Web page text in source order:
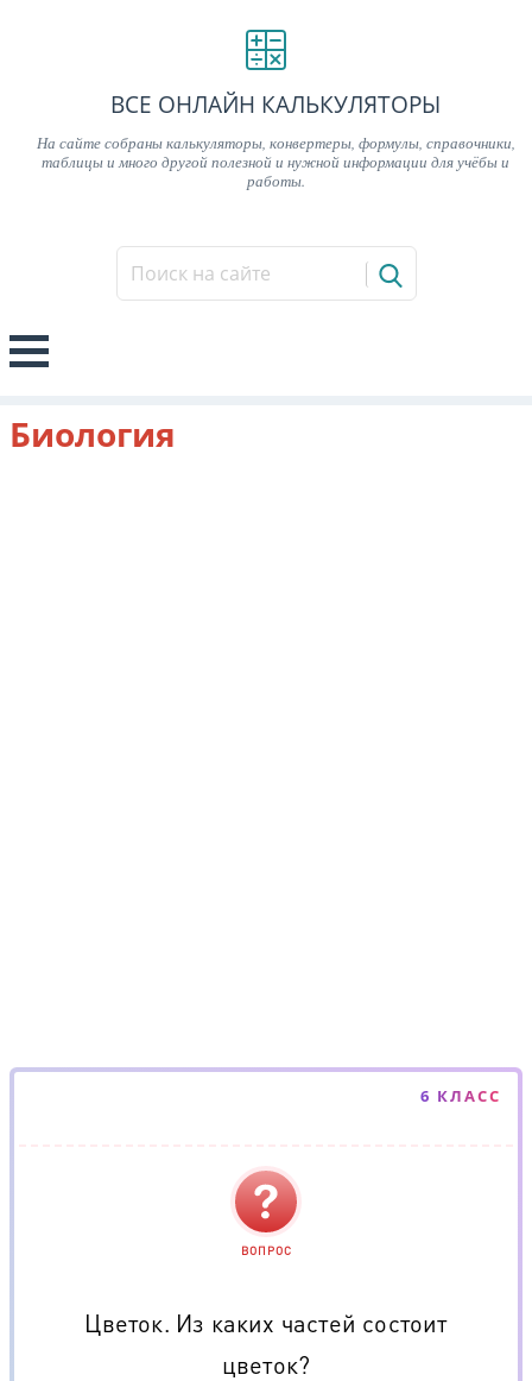
ВСЕ ОНЛАЙН КАЛЬКУЛЯТОРЫ
На сайте собраны калькуляторы, конвертеры, формулы, справочники,
таблицы и много другой полезной и нужной информации для учёбы и
работы.
Биология
6 КЛАСС
ВОПРОС
Цветок. Из каких частей состоит
цветок?